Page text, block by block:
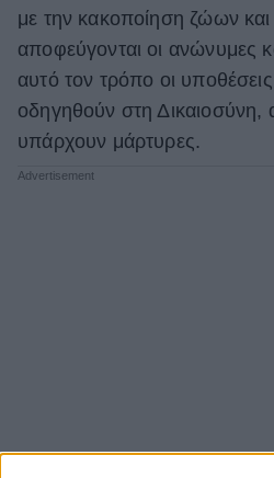
με την κακοποίηση ζώων και
αποφεύγονται οι ανώνυμες
αυτό τον τρόπο οι
οδηγηθούν στη Δικαιοσύνη,
υπάρχουν μάρτυρες.